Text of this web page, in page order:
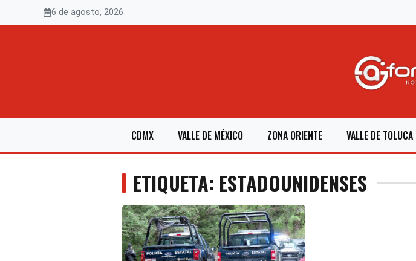
6 de agosto, 2026
CDMX VALLE DE MÉXICO ZONA ORIENTE VALLE DE TOLUCA
ETIQUETA: ESTADOUNIDENSES